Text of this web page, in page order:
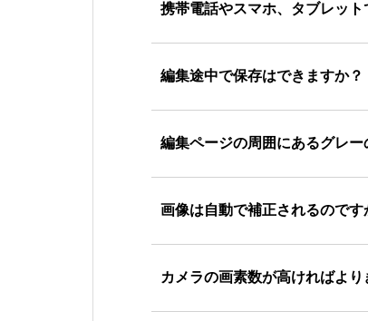
携帯電話やスマホ、タブレッ
編集途中で保存はできますか？
編集ページの周囲にあるグレー
画像は自動で補正されるのです
カメラの画素数が高ければよ